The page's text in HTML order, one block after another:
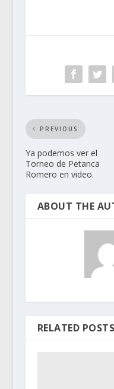
PREVIOUS
Ya podemos ver el
Torneo de Petanca
Romero en video.
ABOUT THE
RELATED POSTS